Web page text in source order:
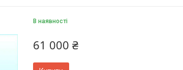
В наявності
61 000 ₴